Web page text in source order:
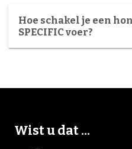
Hoe schakel je een
SPECIFIC voer?
Wist u dat ...